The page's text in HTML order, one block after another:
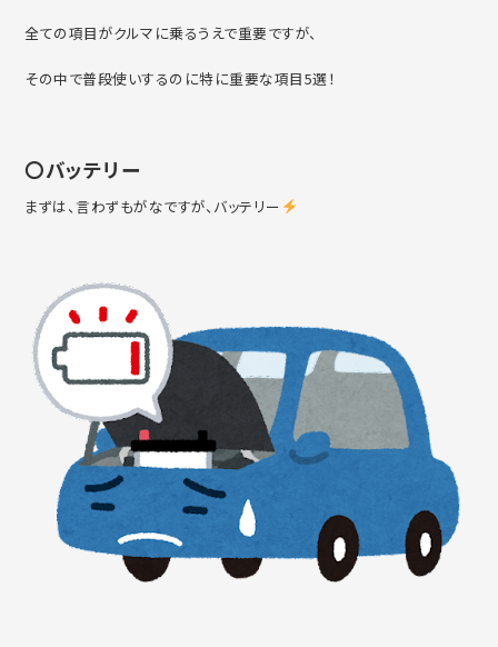
全ての項目がクルマに乗るうえで重要ですが、
その中で普段使いするのに特に重要な項目5選！
〇バッテリー
まずは、言わずもがなですが、バッテリー